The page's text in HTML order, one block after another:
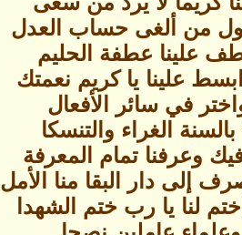
من ألغى حساب العدل
علينا عطفة الحليم
علينا يا كريم نعمتك
في سائر الأفعال
الغراء والتنسكا
وعرفنا تمام المعرفة
إلى دار البقا منا الأمل
لنا يا رب ختم الشهدا